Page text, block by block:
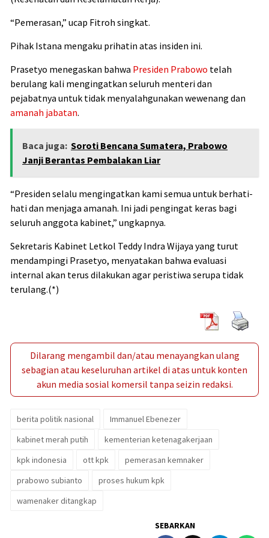
“Pemerasan,” ucap Fitroh singkat.
Pihak Istana mengaku prihatin atas insiden ini.
Prasetyo menegaskan bahwa Presiden Prabowo telah
berulang kali mengingatkan seluruh menteri dan
pejabatnya untuk tidak menyalahgunakan wewenang dan
amanah jabatan.
Baca juga: Soroti Bencana Sumatera, Prabowo
Janji Berantas Pembalakan Liar
“Presiden selalu mengingatkan kami semua untuk berhati-
hati dan menjaga amanah. Ini jadi pengingat keras bagi
seluruh anggota kabinet,” ungkapnya.
Sekretaris Kabinet Letkol Teddy Indra Wijaya yang turut
mendampingi Prasetyo, menyatakan bahwa evaluasi
internal akan terus dilakukan agar peristiwa serupa tidak
terulang.(*)
Dilarang mengambil dan/atau menayangkan ulang
sebagian atau keseluruhan artikel di atas untuk konten
akun media sosial komersil tanpa seizin redaksi.
berita politik nasional
Immanuel Ebenezer
kabinet merah putih
kementerian ketenagakerjaan
kpk indonesia
ott kpk
pemerasan kemnaker
prabowo subianto
proses hukum kpk
wamenaker ditangkap
SEBARKAN